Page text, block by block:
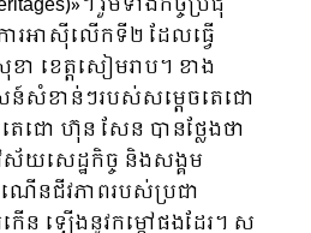
រអាស៊ីលើកទី២ ដែលធ្វើ
ខេត្តសៀមរាប។ ខាង
ន៍សំខាន់ៗរបស់សម្តេចតេជោ
ជោ ហ៊ុន សែន បានថ្លែងថា
សេដ្ឋកិច្ច និងសង្គម
នជីវភាពរបស់ប្រជា
កើន ឡើងនូវកម្តៅផងដែរ។ ស